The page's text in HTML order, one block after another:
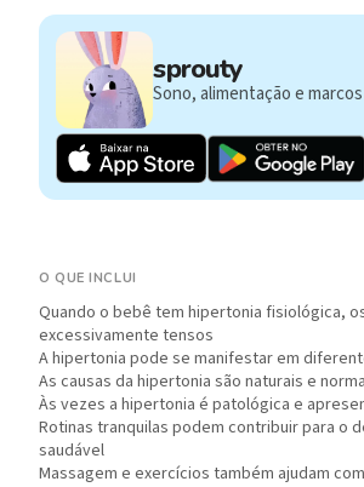
sprouty
Sono, alimentação e
O QUE INCLUI
Quando o bebê tem hipertonia fisiológica,
excessivamente tensos
A hipertonia pode se manifestar em
As causas da hipertonia são naturais e
Às vezes a hipertonia é patológica e
Rotinas tranquilas podem contribuir para o
saudável
Massagem e exercícios também ajudam